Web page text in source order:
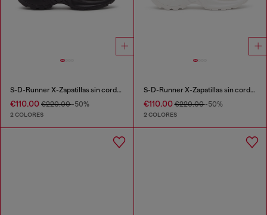
S-D-Runner X-Zapatillas sin cordones con empeine Oval D mate
€110.00 €220.00-50%
2 COLORES
S-D-Runner X-Zapatillas sin cordones con empeine Oval D mate
€110.00€220.00-50%
2 COLORES